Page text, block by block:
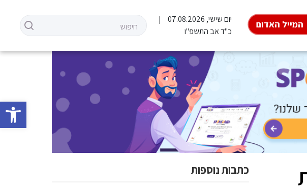
פתח
המייל האדום
יום שישי, 07.08.2026
כ"ד אב התשפ"ו
כתבות נוספות